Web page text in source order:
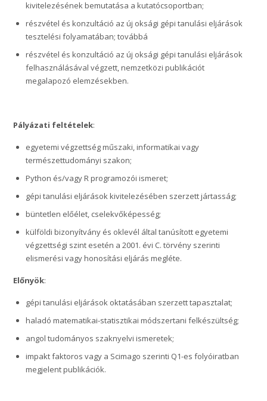
kivitelezésének bemutatása a kutatócsoportban;
részvétel és konzultáció az új oksági gépi tanulási eljárások
tesztelési folyamatában; továbbá
részvétel és konzultáció az új oksági gépi tanulási eljárások
felhasználásával végzett, nemzetközi publikációt
megalapozó elemzésekben.
Pályázati feltételek:
egyetemi végzettség műszaki, informatikai vagy
természettudományi szakon;
Python és/vagy R programozói ismeret;
gépi tanulási eljárások kivitelezésében szerzett jártasság;
büntetlen előélet, cselekvőképesség;
külföldi bizonyítvány és oklevél által tanúsított egyetemi
végzettségi szint esetén a 2001. évi C. törvény szerinti
elismerési vagy honosítási eljárás megléte.
Előnyök:
gépi tanulási eljárások oktatásában szerzett tapasztalat;
haladó matematikai-statisztikai módszertani felkészültség;
angol tudományos szaknyelvi ismeretek;
impakt faktoros vagy a Scimago szerinti Q1-es folyóiratban
megjelent publikációk.